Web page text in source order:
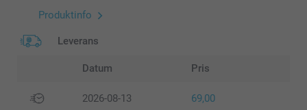
Produktinfo
Leverans
Datum Pris
2026-08-13 69,00